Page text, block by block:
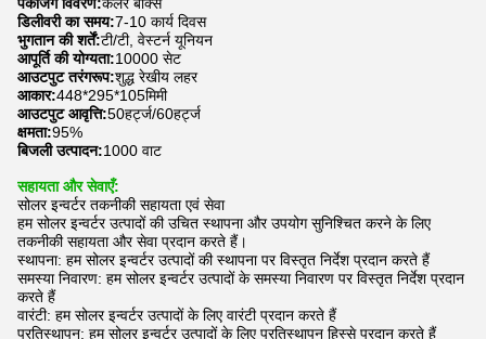
डिलीवरी का समय:7-10 कार्य दिवस
भुगतान की शर्तें:टी/टी, वेस्टर्न यूनियन
आपूर्ति की योग्यता:10000 सेट
आउटपुट तरंगरूप:शुद्ध रेखीय लहर
आकार:448*295*105मिमी
आउटपुट आवृत्ति:50हर्ट्ज/60हर्ट्ज
क्षमता:95%
बिजली उत्पादन:1000 वाट
सहायता और सेवाएँ:
सोलर इन्वर्टर तकनीकी सहायता एवं सेवा
हम सोलर इन्वर्टर उत्पादों की उचित स्थापना और उपयोग सुनिश्चित करने के लिए
तकनीकी सहायता और सेवा प्रदान करते हैं।
स्थापना: हम सोलर इन्वर्टर उत्पादों की स्थापना पर विस्तृत निर्देश प्रदान करते हैं
समस्या निवारण: हम सोलर इन्वर्टर उत्पादों के समस्या निवारण पर विस्तृत निर्देश प्रदान
करते हैं
वारंटी: हम सोलर इन्वर्टर उत्पादों के लिए वारंटी प्रदान करते हैं
प्रतिस्थापन: हम सोलर इन्वर्टर उत्पादों के लिए प्रतिस्थापन हिस्से प्रदान करते हैं